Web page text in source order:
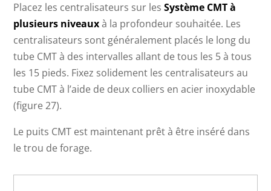
Placez les centralisateurs sur les Système CMT à
plusieurs niveaux à la profondeur souhaitée. Les
centralisateurs sont généralement placés le long du
tube CMT à des intervalles allant de tous les 5 à tous
les 15 pieds. Fixez solidement les centralisateurs au
tube CMT à l’aide de deux colliers en acier inoxydable
(figure 27).
Le puits CMT est maintenant prêt à être inséré dans
le trou de forage.